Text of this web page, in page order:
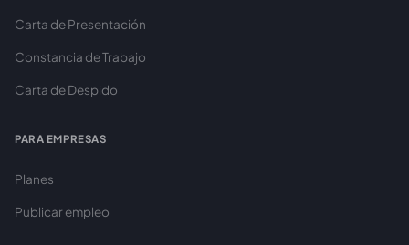
Carta de Presentación
Constancia de Trabajo
Carta de Despido
PARA EMPRESAS
Planes
Publicar empleo